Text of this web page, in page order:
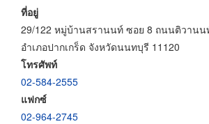
ที่อยู่
29/122 หมู่บ้านสรานนท์ ซอย 8 ถนนติวานน
อำเภอปากเกร็ด จังหวัดนนทบุรี 11120
โทรศัพท์
02-584-2555
แฟกซ์
02-964-2745